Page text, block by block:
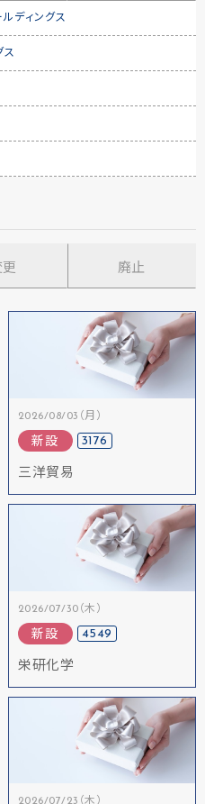
ディングス
ス
更 廃止
2026/08/03（月）
新設 3176
三洋貿易
2026/07/30（木）
新設 4549
栄研化学
2026/07/23（木）